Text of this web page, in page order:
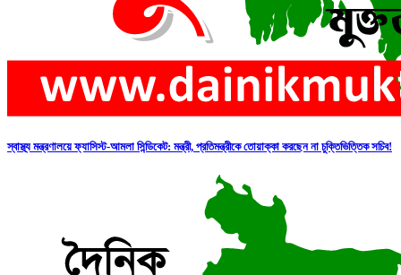
স্বাস্থ্য মন্ত্রণালয়ে ফ্যাসিস্ট-আমলা সিন্ডিকেট: মন্ত্রী, প্রতিমন্ত্রীকে তোয়াক্কা করছেন না চুক্তিভিত্তিক সচিব!